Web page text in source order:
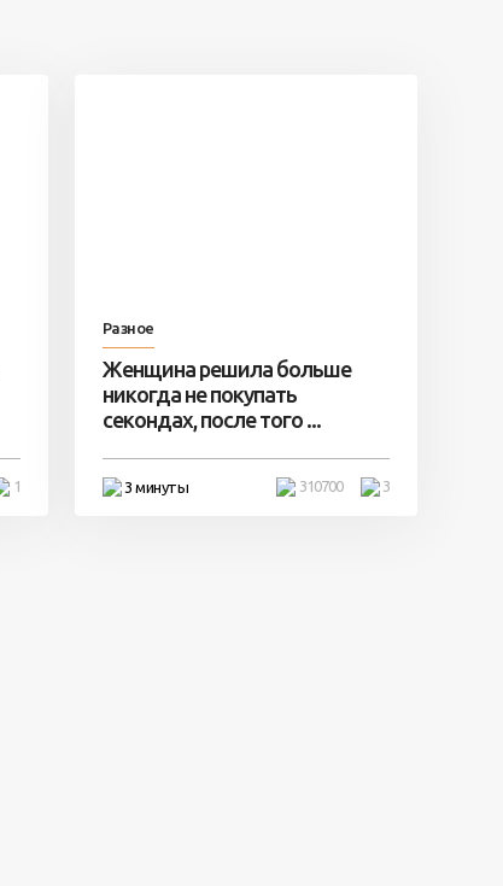
1
Разное
Женщина решила больше
никогда не покупать
секондах, после того ...
3 минуты 3
310700